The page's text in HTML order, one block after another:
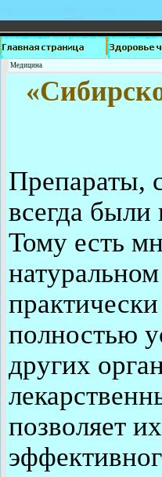
Медицина
Препараты,
всегда были
Тому есть
полностью
других
позволяет